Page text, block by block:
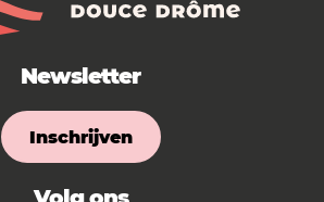
Newsletter
Inschrijven